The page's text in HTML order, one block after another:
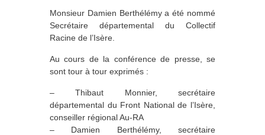
Monsieur Damien Berthélémy a été nommé
Secrétaire départemental du Collectif
Racine de l’Isère.
Au cours de la conférence de presse, se
sont tour à tour exprimés :
– Thibaut Monnier, secrétaire
départemental du Front National de l’Isère,
conseiller régional Au-RA
– Damien Berthélémy, secrétaire